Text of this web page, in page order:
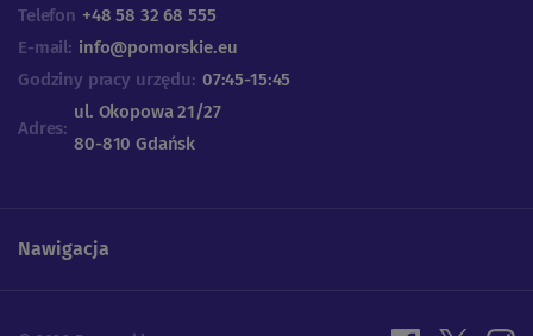
Telefon +48 58 32 68 555
E-mail: info@pomorskie.eu
Godziny pracy urzędu: 07:45-15:45
Adres:
ul. Okopowa 21/27
80-810 Gdańsk
Nawigacja